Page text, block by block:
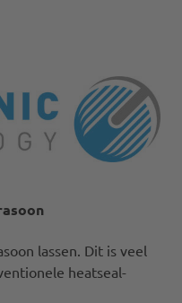
lassen. Dit is veel
heatseal-